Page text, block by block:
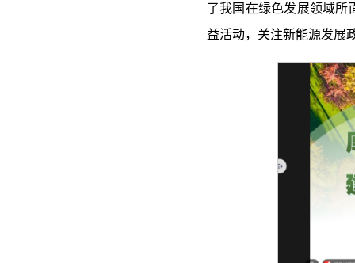
了我国在绿色发展领域所
益活动，关注新能源发展